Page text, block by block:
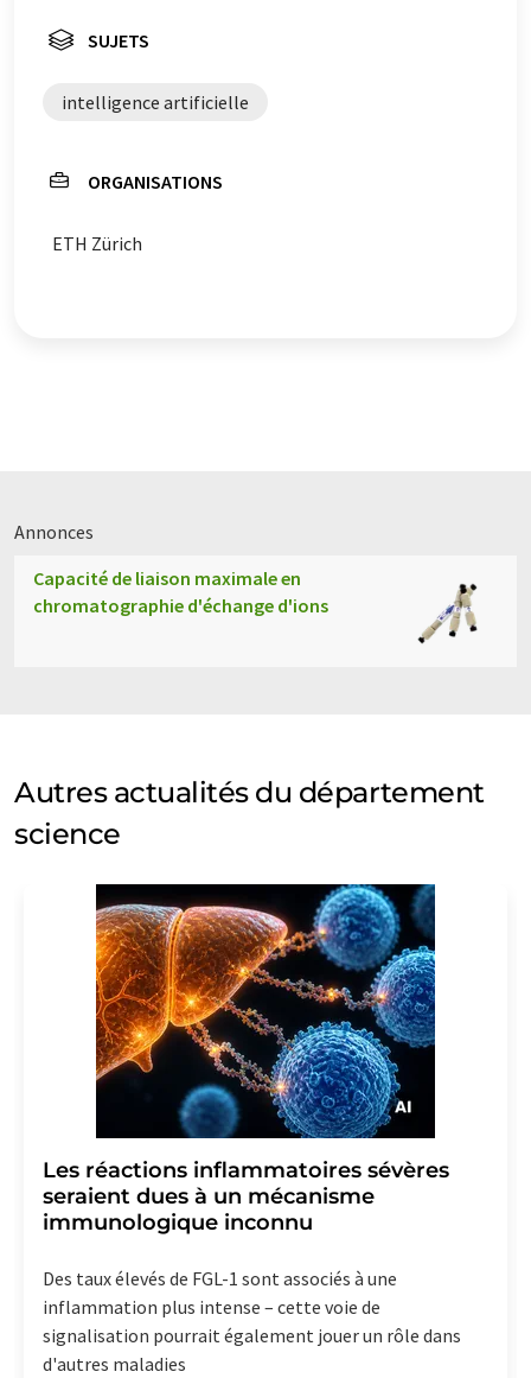
SUJETS
intelligence artificielle
ORGANISATIONS
ETH Zürich
Annonces
Capacité de liaison maximale en
chromatographie d'échange d'ions
Autres actualités du département
science
Les réactions inflammatoires sévères
seraient dues à un mécanisme
immunologique inconnu
Des taux élevés de FGL-1 sont associés à une
inflammation plus intense – cette voie de
signalisation pourrait également jouer un rôle dans
d'autres maladies